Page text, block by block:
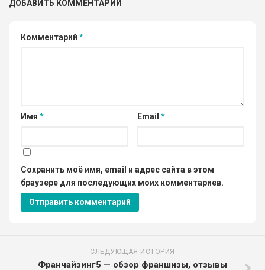
ДОБАВИТЬ КОММЕНТАРИЙ
Комментарий *
Имя * Email *
Сохранить моё имя, email и адрес сайта в этом
браузере для последующих моих комментариев.
СЛЕДУЮЩАЯ ИСТОРИЯ
Франчайзинг5 — обзор франшизы, отзывы